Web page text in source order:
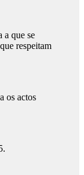
a que se
respeitam
os actos